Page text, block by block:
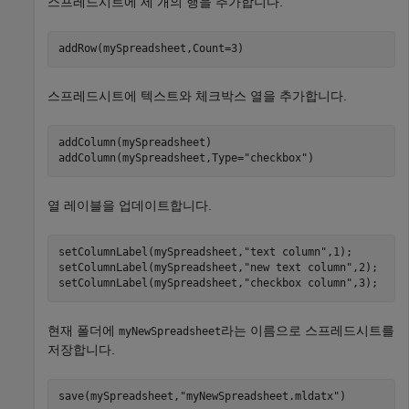
addRow(mySpreadsheet,Count=3)
스프레드시트에 텍스트와 체크박스 열을 추가합니다.
addColumn(mySpreadsheet)
addColumn(mySpreadsheet,Type="checkbox" )
열 레이블을 업데이트합니다.
setColumnLabel(mySpreadsheet, "text column" ,1);
setColumnLabel(mySpreadsheet, "new text column" ,2);
setColumnLabel(mySpreadsheet, "checkbox column" ,3);
현재 폴더에 myNewSpreadsheet라는 이름으로 스프레드시트를
저장합니다.
save(mySpreadsheet, "myNewSpreadsheet.mldatx" )